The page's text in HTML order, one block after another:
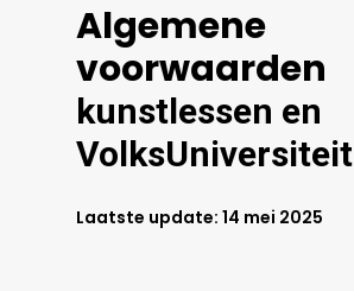
Algemene
voorwaarden
kunstlessen en
VolksUniversiteit
Laatste update: 14 mei 2025